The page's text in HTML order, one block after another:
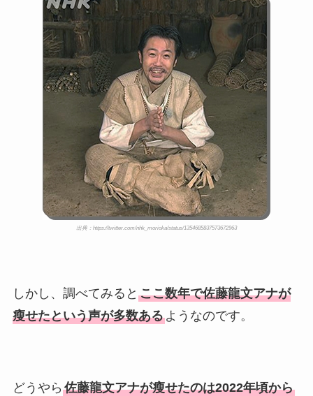
息子も調査！
福田こうへいの奥さんの顔写
真が美人！息子や夫妻の最新
情報や離婚の噂も調査！
大川橋蔵の奥さん・真理子は
今も生きてる？息子は俳優で
誰かも調査！
高木豊の妻は宮内千早！再婚
の馴れ初めに元嫁との結婚や
離婚もまとめた！
出典：https://twitter.com/nhk_morioka/status/1354685837573672963
しかし、調べてみると ここ数年で佐藤龍文アナが
瘦せたという声が多数あるようなのです。
どうやら 佐藤龍文アナが瘦せたのは2022年頃から